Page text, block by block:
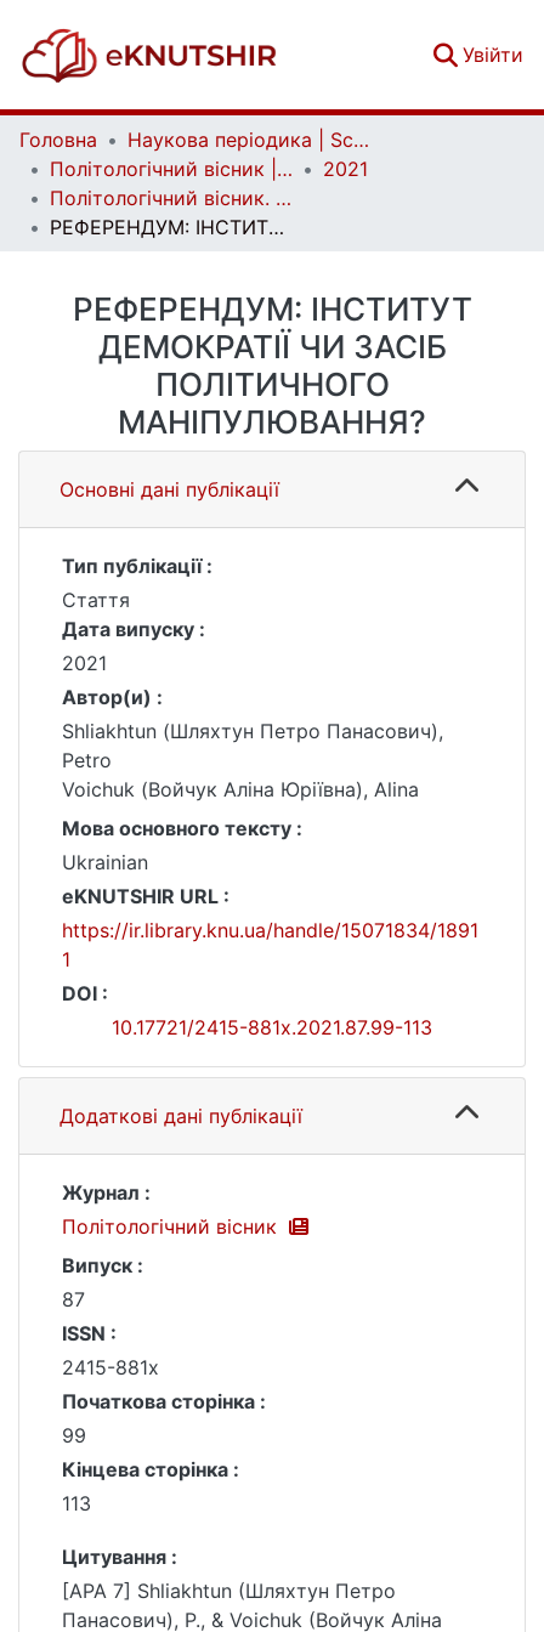
Увійти
Головна
Наукова періодика | Scientific periodicals
Політологічний вісник | Politology bulletin
2021
Політологічний вісник. Випуск 87
РЕФЕРЕНДУМ: ІНСТИТУТ ДЕМОКРАТІЇ ЧИ ЗАСІБ ПОЛІТИЧНОГО МАНІПУЛЮВАННЯ?
РЕФЕРЕНДУМ: ІНСТИТУТ
ДЕМОКРАТІЇ ЧИ ЗАСІБ
ПОЛІТИЧНОГО
МАНІПУЛЮВАННЯ?
Основні дані публікації
Тип публікації :
Стаття
Дата випуску :
2021
Автор(и) :
Shliakhtun (Шляхтун Петро Панасович),
Petro
Voichuk (Войчук Аліна Юріївна), Alina
Мова основного тексту :
Ukrainian
eKNUTSHIR URL :
https://ir.library.knu.ua/handle/15071834/1891
1
DOI :
10.17721/2415-881x.2021.87.99-113
Додаткові дані публікації
Журнал :
Політологічний вісник
Випуск :
87
ISSN :
2415-881x
Початкова сторінка :
99
Кінцева сторінка :
113
Цитування :
[APA 7] Shliakhtun (Шляхтун Петро
Панасович), P., & Voichuk (Войчук Аліна